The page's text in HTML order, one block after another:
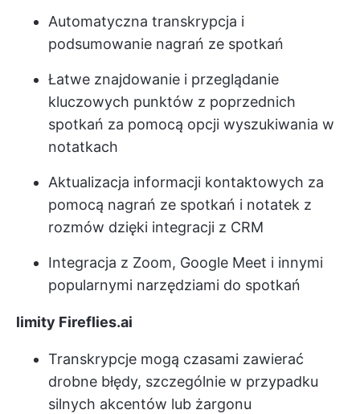
Automatyczna transkrypcja i
podsumowanie nagrań ze spotkań
Łatwe znajdowanie i przeglądanie
kluczowych punktów z poprzednich
spotkań za pomocą opcji wyszukiwania w
notatkach
Aktualizacja informacji kontaktowych za
pomocą nagrań ze spotkań i notatek z
rozmów dzięki integracji z CRM
Integracja z Zoom, Google Meet i innymi
popularnymi narzędziami do spotkań
limity Fireflies.ai
Transkrypcje mogą czasami zawierać
drobne błędy, szczególnie w przypadku
silnych akcentów lub żargonu